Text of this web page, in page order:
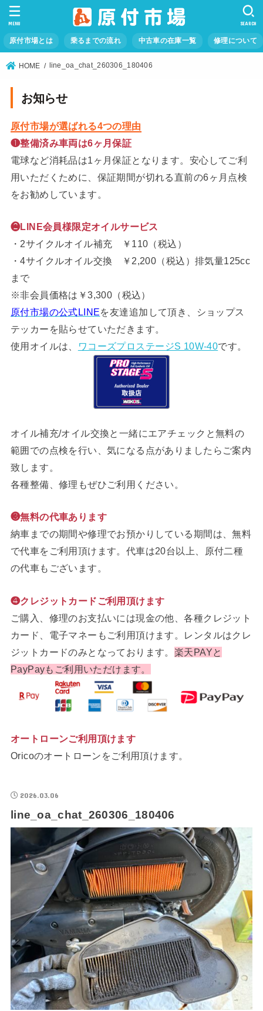
原付市場とは 乗るまでの流れ 中古車の在庫一覧 修理について
SEARCH
MENU
HOME line_oa_chat_260306_180406
お知らせ
原付市場が選ばれる4つの理由
❶整備済み車両は6ヶ月保証
電球など消耗品は1ヶ月保証となります。安心してご利
用いただくために、保証期間が切れる直前の6ヶ月点検
をお勧めしています。
❷LINE会員様限定オイルサービス
・2サイクルオイル補充 ￥110（税込）
・4サイクルオイル交換 ￥2,200（税込）排気量125cc
まで
※非会員価格は￥3,300（税込）
原付市場の公式LINEを友達追加して頂き、ショップス
テッカーを貼らせていただきます。
使用オイルは、
ワコーズプロステージS 10W-40です。
オイル補充/オイル交換と一緒にエアチェックと無料の
範囲での点検を行い、気になる点がありましたらご案内
致します。
各種整備、修理もぜひご利用ください。
❸無料の代車あります
納車までの期間や修理でお預かりしている期間は、無料
で代車をご利用頂けます。代車は20台以上、原付二種
の代車もございます。
❹クレジットカードご利用頂けます
ご購入、修理のお支払いには現金の他、各種クレジット
カード、電子マネーもご利用頂けます。レンタルはクレ
ジットカードのみとなっております。 楽天PAYと
PayPayもご利用いただけます。
オートローンご利用頂けます
Oricoのオートローンをご利用頂けます。
2026.03.06
line_oa_chat_260306_180406